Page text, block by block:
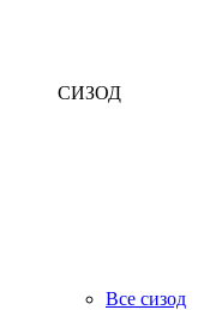
СИЗОД
Все сизод